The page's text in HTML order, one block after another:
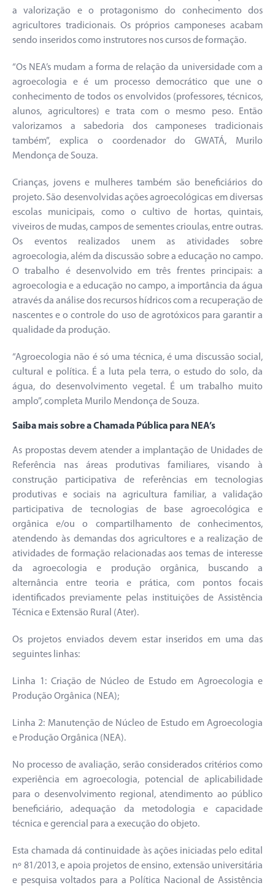
a valorização e o protagonismo do conhecimento dos
agricultores tradicionais. Os próprios camponeses acabam
sendo inseridos como instrutores nos cursos de formação.
“Os NEA’s mudam a forma de relação da universidade com a
agroecologia e é um processo democrático que une o
conhecimento de todos os envolvidos (professores, técnicos,
alunos, agricultores) e trata com o mesmo peso. Então
valorizamos a sabedoria dos camponeses tradicionais
também”, explica o coordenador do GWATÁ, Murilo
Mendonça de Souza.
Crianças, jovens e mulheres também são beneficiários do
projeto. São desenvolvidas ações agroecológicas em diversas
escolas municipais, como o cultivo de hortas, quintais,
viveiros de mudas, campos de sementes crioulas, entre outras.
Os eventos realizados unem as atividades sobre
agroecologia, além da discussão sobre a educação no campo.
O trabalho é desenvolvido em três frentes principais: a
agroecologia e a educação no campo, a importância da água
através da análise dos recursos hídricos com a recuperação de
nascentes e o controle do uso de agrotóxicos para garantir a
qualidade da produção.
“Agroecologia não é só uma técnica, é uma discussão social,
cultural e política. É a luta pela terra, o estudo do solo, da
água, do desenvolvimento vegetal. É um trabalho muito
amplo”, completa Murilo Mendonça de Souza.
Saiba mais sobre a Chamada Pública para NEA’s
As propostas devem atender a implantação de Unidades de
Referência nas áreas produtivas familiares, visando à
construção participativa de referências em tecnologias
produtivas e sociais na agricultura familiar, a validação
participativa de tecnologias de base agroecológica e
orgânica e/ou o compartilhamento de conhecimentos,
atendendo às demandas dos agricultores e a realização de
atividades de formação relacionadas aos temas de interesse
da agroecologia e produção orgânica, buscando a
alternância entre teoria e prática, com pontos focais
identificados previamente pelas instituições de Assistência
Técnica e Extensão Rural (Ater).
Os projetos enviados devem estar inseridos em uma das
seguintes linhas:
Linha 1: Criação de Núcleo de Estudo em Agroecologia e
Produção Orgânica (NEA);
Linha 2: Manutenção de Núcleo de Estudo em Agroecologia
e Produção Orgânica (NEA).
No processo de avaliação, serão considerados critérios como
experiência em agroecologia, potencial de aplicabilidade
para o desenvolvimento regional, atendimento ao público
beneficiário, adequação da metodologia e capacidade
técnica e gerencial para a execução do objeto.
Esta chamada dá continuidade às ações iniciadas pelo edital
nº 81/2013, e apoia projetos de ensino, extensão universitária
e pesquisa voltados para a Política Nacional de Assistência